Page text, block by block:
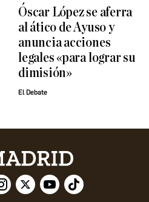
Óscar López se aferra
al ático de Ayuso y
anuncia acciones
legales «para lograr su
dimisión»
El Debate